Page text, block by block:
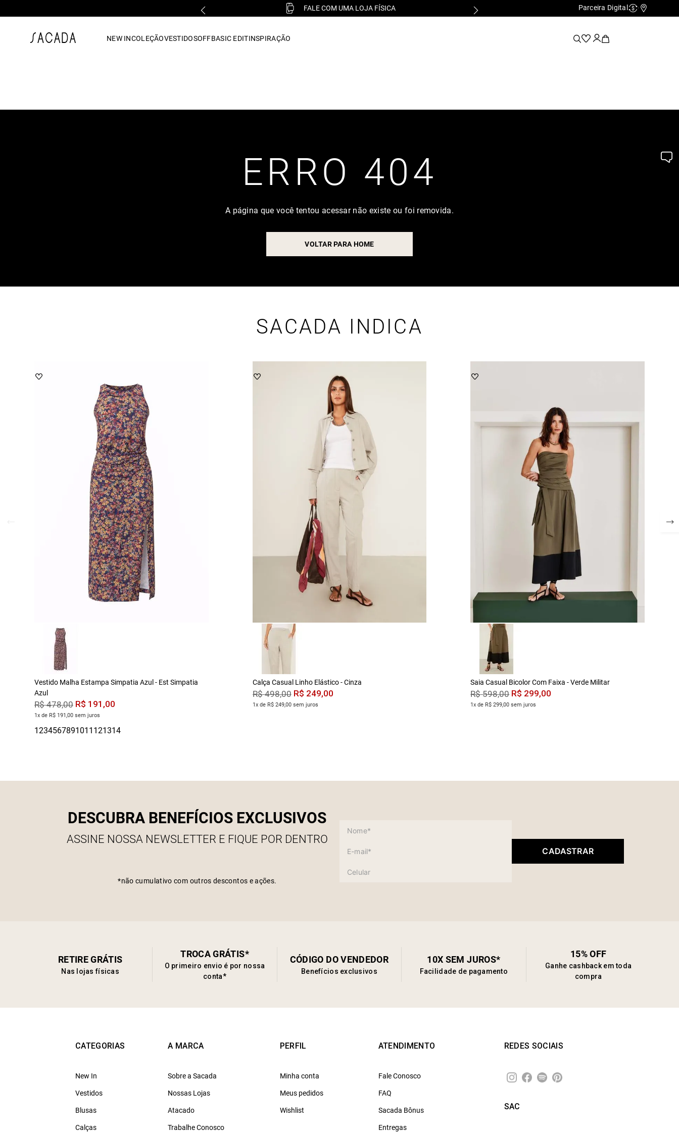
FALE COM UMA LOJA FÍSICA Parceira Digital Cashback
NEW INCOLEÇÃOVESTIDOSOFFBASIC EDITINSPIRAÇÃO
ERRO 404
A página que você tentou acessar não existe ou foi removida.
VOLTAR PARA HOME
SACADA INDICA
Vestido Malha Estampa Simpatia Azul - Est Simpatia
Azul
R$ 478,00 R$ 191 ,00
1x de R$ 191,00 sem juros
Calça Casual Linho Elástico - Cinza
R$ 498,00 R$ 249,00
1x de R$ 249,00 sem juros
Saia Casual Bicolor Com Faixa - Verde Militar
R$ 598,00 R$ 299,00
1x de R$ 299,00 sem juros
DESCUBRA BENEFÍCIOS EXCLUSIVOS
ASSINE NOSSA NEWSLETTER E FIQUE POR DENTRO
*não cumulativo com outros descontos e ações.
CADASTRAR
RETIRE GRÁTIS
Nas lojas físicas
TROCA GRÁTIS*
O primeiro envio é por nossa
conta*
CÓDIGO DO VENDEDOR
Benefícios exclusivos
10X SEM JUROS*
Facilidade de pagamento
15% OFF
Ganhe cashback em toda
compra
CATEGORIAS
New In
Vestidos
Blusas
Calças
A MARCA
Sobre a Sacada
Nossas Lojas
Atacado
Trabalhe Conosco
PERFIL
Minha conta
Meus pedidos
Wishlist
ATENDIMENTO
Fale Conosco
FAQ
Sacada Bônus
Entregas
REDES SOCIAIS
SAC
vestido midi
7º macacão